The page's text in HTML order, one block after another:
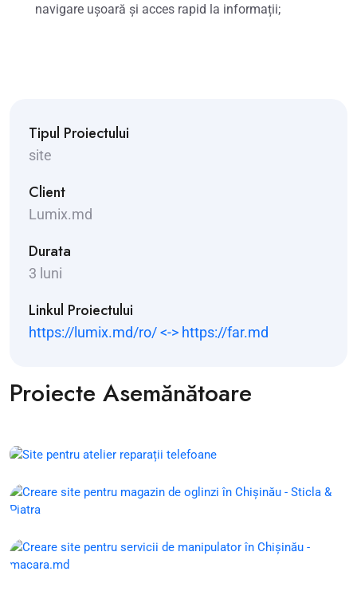
Tipul Proiectului
site
Client
Lumix.md
Durata
3 luni
Linkul Proiectului
https://lumix.md/ro/ <-> https://far.md
navigare ușoară și acces rapid la informații;
Proiecte Asemănătoare